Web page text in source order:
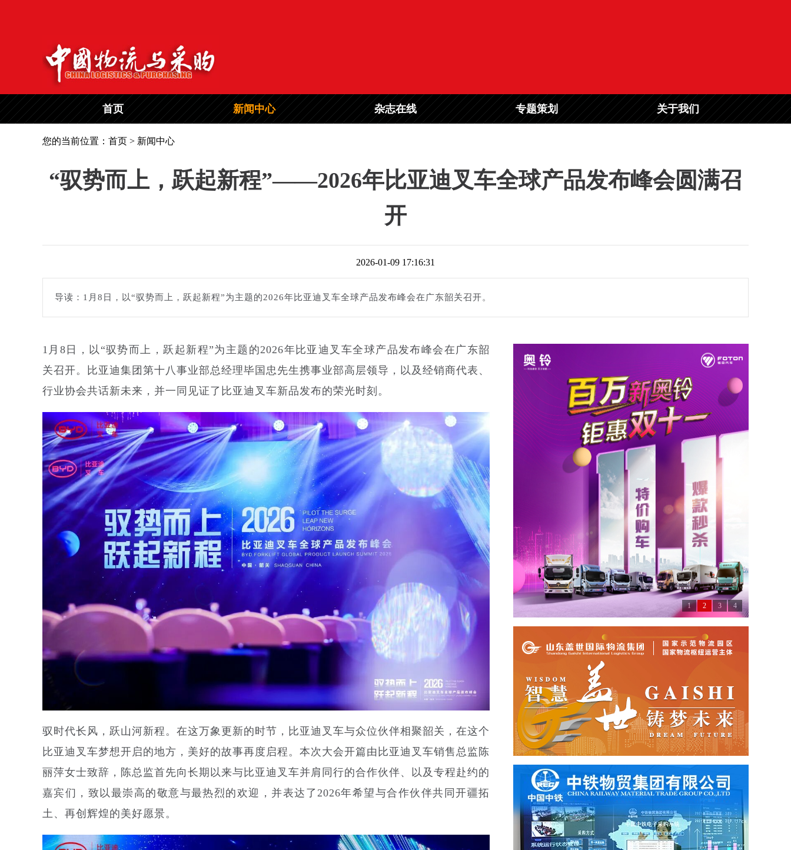
首页 新闻中心 杂志在线 专题策划 关于我们
您的当前位置：首页 > 新闻中心
“驭势而上，跃起新程”——2026年比亚迪叉车全球产品发布峰会圆满召
开
2026-01-09 17:16:31
导读：1月8日，以“驭势而上，跃起新程”为主题的2026年比亚迪叉车全球产品发布峰会在广东韶关召开。
1月8日，以“驭势而上，跃起新程”为主题的2026年比亚迪叉车全球产品发布峰会在广东韶
关召开。比亚迪集团第十八事业部总经理毕国忠先生携事业部高层领导，以及经销商代表、
行业协会共话新未来，并一同见证了比亚迪叉车新品发布的荣光时刻。
驭时代长风，跃山河新程。在这万象更新的时节，比亚迪叉车与众位伙伴相聚韶关，在这个
比亚迪叉车梦想开启的地方，美好的故事再度启程。本次大会开篇由比亚迪叉车销售总监陈
丽萍女士致辞，陈总监首先向长期以来与比亚迪叉车并肩同行的合作伙伴、以及专程赴约的
嘉宾们，致以最崇高的敬意与最热烈的欢迎，并表达了2026年希望与合作伙伴共同开疆拓
土、再创辉煌的美好愿景。